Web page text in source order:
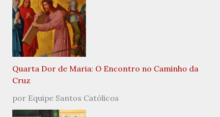
Quarta Dor de Maria: O Encontro no Caminho da
Cruz
por Equipe Santos Católicos